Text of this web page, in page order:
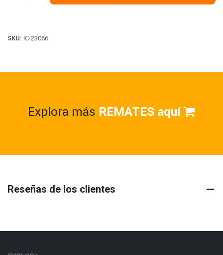
SKU: IC-23066
Explora más REMATES aquí
Reseñas de los clientes